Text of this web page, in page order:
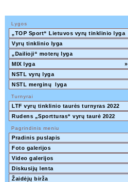
Lygos
„TOP Sport“ Lietuvos vyrų tinklinio lyga
Vyrų tinklinio lyga
„Dailioji“ moterų lyga
MIX lyga
»
NSTL vyrų lyga
NSTL merginų  lyga
Turnyrai
LTF vyrų tinklinio taurės turnyras 2022
Rudens „Sportturas“ vyrų taurė 2022
Pagrindinis meniu
Pradinis puslapis
Foto galerijos
Video galerijos
Diskusijų lenta
Žaidėjų birža